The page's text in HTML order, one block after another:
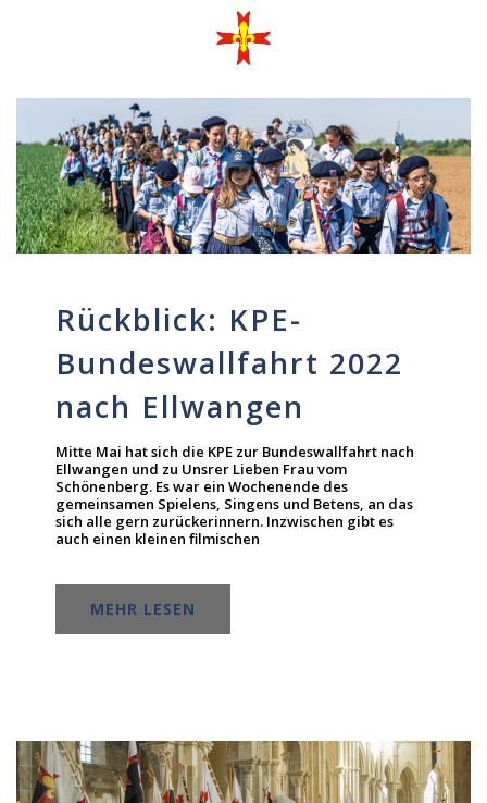
Rückblick: KPE-
Bundeswallfahrt 2022
nach Ellwangen
Mitte Mai hat sich die KPE zur Bundeswallfahrt nach
Ellwangen und zu Unsrer Lieben Frau vom
Schönenberg. Es war ein Wochenende des
gemeinsamen Spielens, Singens und Betens, an das
sich alle gern zurückerinnern. Inzwischen gibt es
auch einen kleinen filmischen
MEHR LESEN